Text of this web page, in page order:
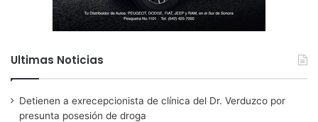
Ultimas Noticias
Detienen a exrecepcionista de clínica del Dr. Verduzco por
presunta posesión de droga